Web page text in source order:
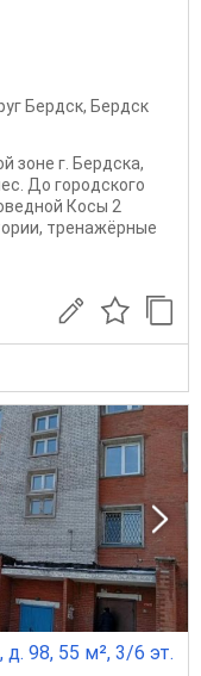
Бердск, Бердск
зоне г. Бердска,
До городского
Косы 2
тренажёрные
98, 55 м², 3/6 эт.